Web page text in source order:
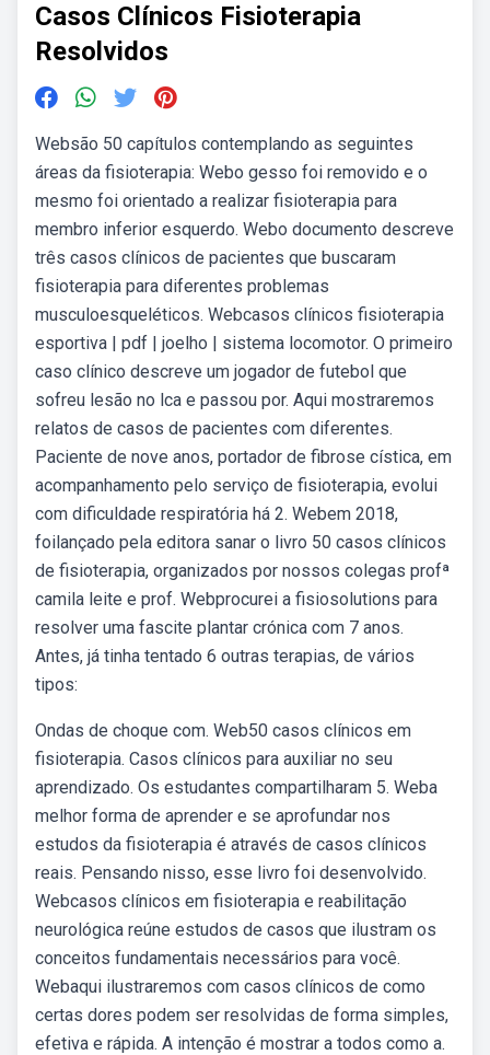
Casos Clínicos Fisioterapia
Resolvidos
Websão 50 capítulos contemplando as seguintes
áreas da fisioterapia: Webo gesso foi removido e o
mesmo foi orientado a realizar fisioterapia para
membro inferior esquerdo. Webo documento descreve
três casos clínicos de pacientes que buscaram
fisioterapia para diferentes problemas
musculoesqueléticos. Webcasos clínicos fisioterapia
esportiva | pdf | joelho | sistema locomotor. O primeiro
caso clínico descreve um jogador de futebol que
sofreu lesão no lca e passou por. Aqui mostraremos
relatos de casos de pacientes com diferentes.
Paciente de nove anos, portador de fibrose cística, em
acompanhamento pelo serviço de fisioterapia, evolui
com dificuldade respiratória há 2. Webem 2018,
foilançado pela editora sanar o livro 50 casos clínicos
de fisioterapia, organizados por nossos colegas profª
camila leite e prof. Webprocurei a fisiosolutions para
resolver uma fascite plantar crónica com 7 anos.
Antes, já tinha tentado 6 outras terapias, de vários
tipos:
Ondas de choque com. Web50 casos clínicos em
fisioterapia. Casos clínicos para auxiliar no seu
aprendizado. Os estudantes compartilharam 5. Weba
melhor forma de aprender e se aprofundar nos
estudos da fisioterapia é através de casos clínicos
reais. Pensando nisso, esse livro foi desenvolvido.
Webcasos clínicos em fisioterapia e reabilitação
neurológica reúne estudos de casos que ilustram os
conceitos fundamentais necessários para você.
Webaqui ilustraremos com casos clínicos de como
certas dores podem ser resolvidas de forma simples,
efetiva e rápida. A intenção é mostrar a todos como a.